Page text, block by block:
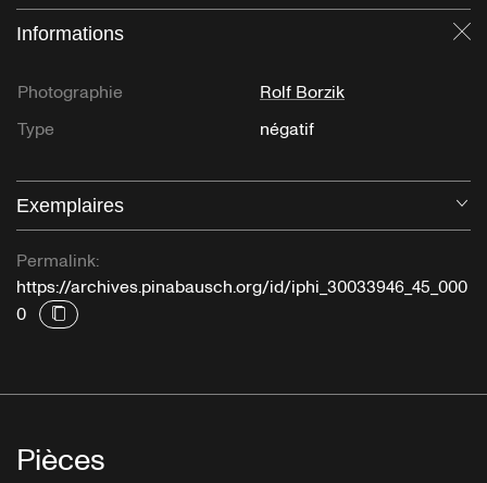
Informations
Photographie
Rolf Borzik
Type
négatif
Exemplaires
Permalink:
https://archives.pinabausch.org/id/iphi_30033946_45_000
0
Pièces